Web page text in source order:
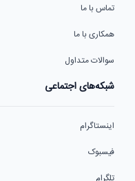
تماس با ما
همکاری با ما
سوالات متداول
شبکه‌های اجتماعی
اینستاگرام
فیسبوک
تلگرام